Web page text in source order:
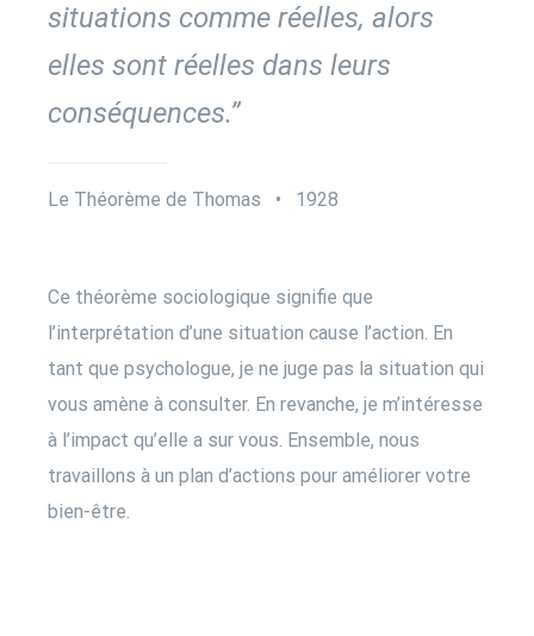
situations comme réelles, alors
elles sont réelles dans leurs
conséquences.”
Le Théorème de Thomas • 1928
Ce théorème sociologique signifie que
l’interprétation d’une situation cause l’action. En
tant que psychologue, je ne juge pas la situation qui
vous amène à consulter. En revanche, je m’intéresse
à l’impact qu’elle a sur vous. Ensemble, nous
travaillons à un plan d’actions pour améliorer votre
bien-être.